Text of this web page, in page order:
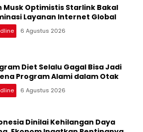
Musk Optimistis Starlink Bakal
Layanan Internet Global
6 Agustus 2026
Diet Selalu Gagal Bisa Jadi
Program Alami dalam Otak
6 Agustus 2026
Dinilai Kehilangan Daya